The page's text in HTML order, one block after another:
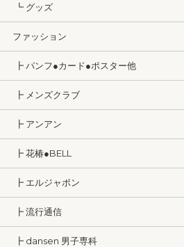
┗ グッズ
ファッション
┣ パンフ●カード●ポスター他
┣ メンズクラブ
┣ アンアン
┣ 花椿●BELL
┣ エルジャポン
┣ 流行通信
┣ dansen 男子専科